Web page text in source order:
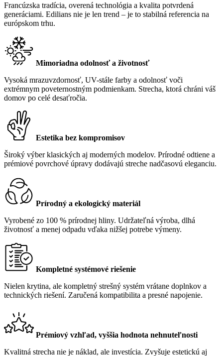
Francúzska tradícia, overená technológia a kvalita potvrdená
generáciami. Edilians nie je len trend – je to stabilná referencia na
európskom trhu.
Mimoriadna odolnosť a životnosť
Vysoká mrazuvzdornosť, UV-stále farby a odolnosť voči
extrémnym poveternostným podmienkam. Strecha, ktorá chráni váš
domov po celé desaťročia.
Estetika bez kompromisov
Široký výber klasických aj moderných modelov. Prírodné odtiene a
prémiové povrchové úpravy dodávajú streche nadčasovú eleganciu.
Prírodný a ekologický materiál
Vyrobené zo 100 % prírodnej hliny. Udržateľná výroba, dlhá
životnosť a menej odpadu vďaka nižšej potrebe výmeny.
Kompletné systémové riešenie
Nielen krytina, ale kompletný strešný systém vrátane doplnkov a
technických riešení. Zaručená kompatibilita a presné napojenie.
Prémiový vzhľad, vyššia hodnota nehnuteľnosti
Kvalitná strecha nie je náklad, ale investícia. Zvyšuje estetickú aj